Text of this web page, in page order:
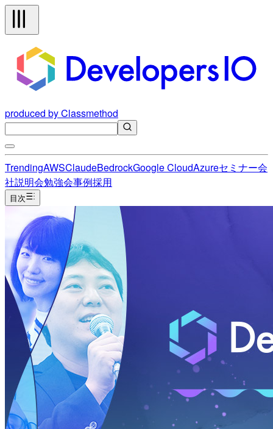
produced by Classmethod
TrendingAWSClaudeBedrockGoogle CloudAzureセミナー会
社説明会勉強会事例採用
目次